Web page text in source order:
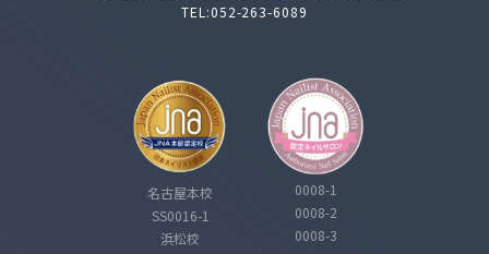
TEL:052-263-6089
名古屋本校
SS0016-1
浜松校
0008-1
0008-2
0008-3